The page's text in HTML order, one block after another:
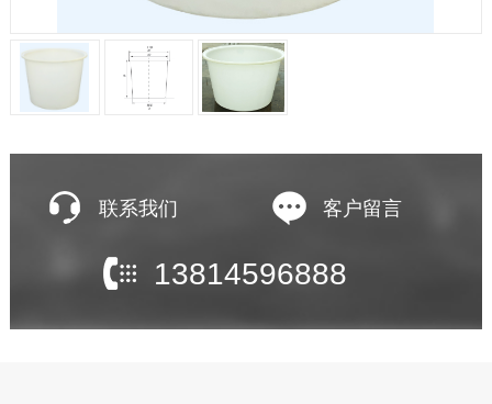
联系我们 客户留言
13814596888